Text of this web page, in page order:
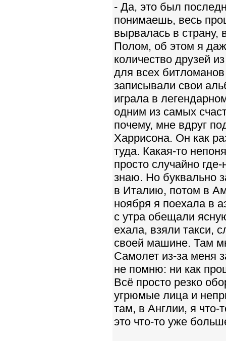
- Да, это был
понимаешь, весь
вырвалась в страну,
Полом, об этом я
количество друзей
для всех
записывали свои
играла в
одним из самых
почему, мне вдруг
Харрисона. Он как
туда. Какая-то
просто случайно
знаю. Но буквально
в Италию, потом в
ноября я поехала в
с утра обещали
ехала, взяли такси,
своей машине. Там
Самолет из-за меня
не помню: ни как
Всё просто резко
угрюмые лица и
там, в Англии, я что-
это что-то уже